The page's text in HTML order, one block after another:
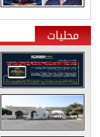
محليات